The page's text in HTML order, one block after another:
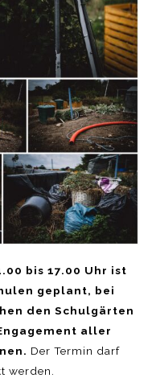
bis 17.00 Uhr ist
geplant, bei
den Schulgärten
aller
Der Termin darf
werden.